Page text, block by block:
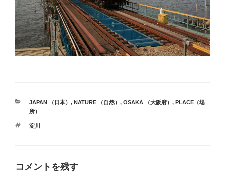
カ
テ
リ
JAPAN （日本） , NATURE （自然） , OSAKA （大阪府） , PLACE（場
所）
タ
淀川
コメントを残す